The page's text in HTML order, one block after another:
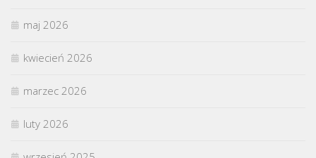
maj 2026
kwiecień 2026
marzec 2026
luty 2026